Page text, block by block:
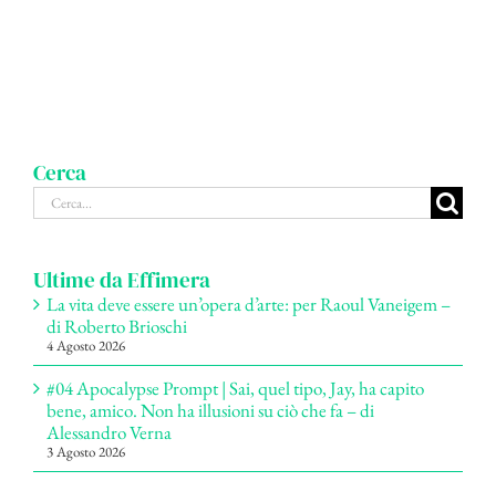
Cerca
Cerca
per:
Ultime da Effimera
La vita deve essere un’opera d’arte: per Raoul Vaneigem –
di Roberto Brioschi
4 Agosto 2026
#04 Apocalypse Prompt | Sai, quel tipo, Jay, ha capito
bene, amico. Non ha illusioni su ciò che fa – di
Alessandro Verna
3 Agosto 2026